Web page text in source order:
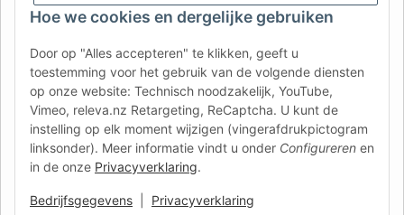
Hoe we cookies en dergelijke gebruiken
Door op "Alles accepteren" te klikken, geeft u
toestemming voor het gebruik van de volgende diensten
op onze website: Technisch noodzakelijk, YouTube,
Vimeo, releva.nz Retargeting, ReCaptcha. U kunt de
instelling op elk moment wijzigen (vingerafdrukpictogram
linksonder). Meer informatie vindt u onder Configureren en
in de onze Privacyverklaring.
Bedrijfsgegevens Privacyverklaring
AFATEK Nederland| Uw specialist in aanhangeronderdelen
en onderdelen voor bedrijfsvoertuigen
Technisch advies:moc.ketafa@ofni| BTW (DE):
DE354251646
Rechtstreekse verzending vanuit ons centraal magazijn in
Duitsland.Aanbod voor professionals: intracommunautaire
aankopen (VIES) mogelijk.